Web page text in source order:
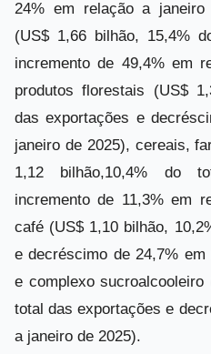
24% em relação a
(US$ 1,66 bilhão, 15,4%
incremento de 49,4% em
produtos florestais (US$
das exportações e
janeiro de 2025), cereais,
1,12 bilhão,10,4% do
incremento de 11,3% em
café (US$ 1,10 bilhão,
e decréscimo de 24,7%
e complexo
total das exportações e
a janeiro de 2025).